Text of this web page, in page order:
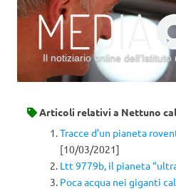
Il notiziario online
Articoli relativi a Nettuno
Tracce d’un pianeta
[10/03/2021]
Ltt 9779b, il pianeta
Poca acqua nei giganti